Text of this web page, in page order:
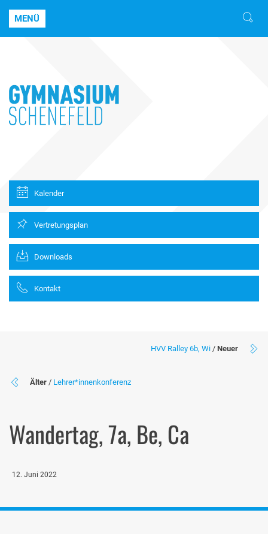
MENÜ
Kalender
Vertretungsplan
Downloads
Kontakt
HVV Ralley 6b, Wi / Neuer
Älter / Lehrer*innenkonferenz
Wandertag, 7a, Be, Ca
12. Juni 2022